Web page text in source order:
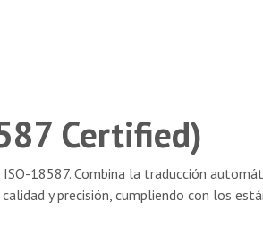
Certified)
18587. Combina la traducción
y precisión, cumpliendo con los